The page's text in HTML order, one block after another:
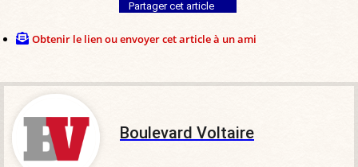
Partager cet article
Obtenir le lien ou envoyer cet article à un ami
Boulevard Voltaire